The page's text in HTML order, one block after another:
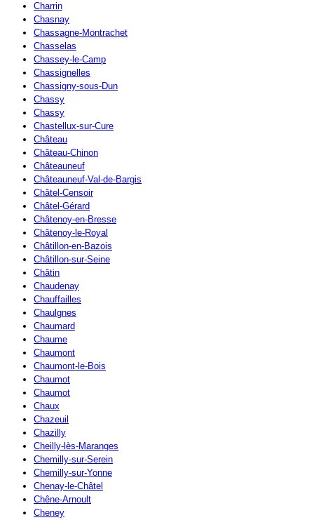
Charrin
Chasnay
Chassagne-Montrachet
Chasselas
Chassey-le-Camp
Chassignelles
Chassigny-sous-Dun
Chassy
Chassy
Chastellux-sur-Cure
Château
Château-Chinon
Châteauneuf
Châteauneuf-Val-de-Bargis
Châtel-Censoir
Châtel-Gérard
Châtenoy-en-Bresse
Châtenoy-le-Royal
Châtillon-en-Bazois
Châtillon-sur-Seine
Châtin
Chaudenay
Chauffailles
Chaulgnes
Chaumard
Chaume
Chaumont
Chaumont-le-Bois
Chaumot
Chaumot
Chaux
Chazeuil
Chazilly
Cheilly-lès-Maranges
Chemilly-sur-Serein
Chemilly-sur-Yonne
Chenay-le-Châtel
Chêne-Arnoult
Cheney